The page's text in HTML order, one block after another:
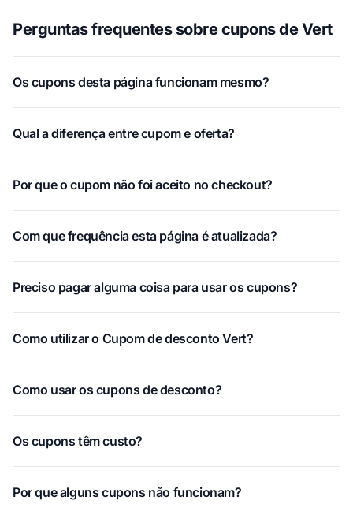
Perguntas frequentes sobre cupons de Vert
Os cupons desta página funcionam mesmo?
Qual a diferença entre cupom e oferta?
Por que o cupom não foi aceito no checkout?
Com que frequência esta página é atualizada?
Preciso pagar alguma coisa para usar os cupons?
Como utilizar o Cupom de desconto Vert?
Como usar os cupons de desconto?
Os cupons têm custo?
Por que alguns cupons não funcionam?